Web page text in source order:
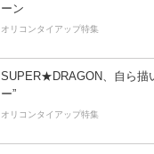
ーン
オリコンタイアップ特集
SUPER★DRAGON、自ら描
ー”
オリコンタイアップ特集